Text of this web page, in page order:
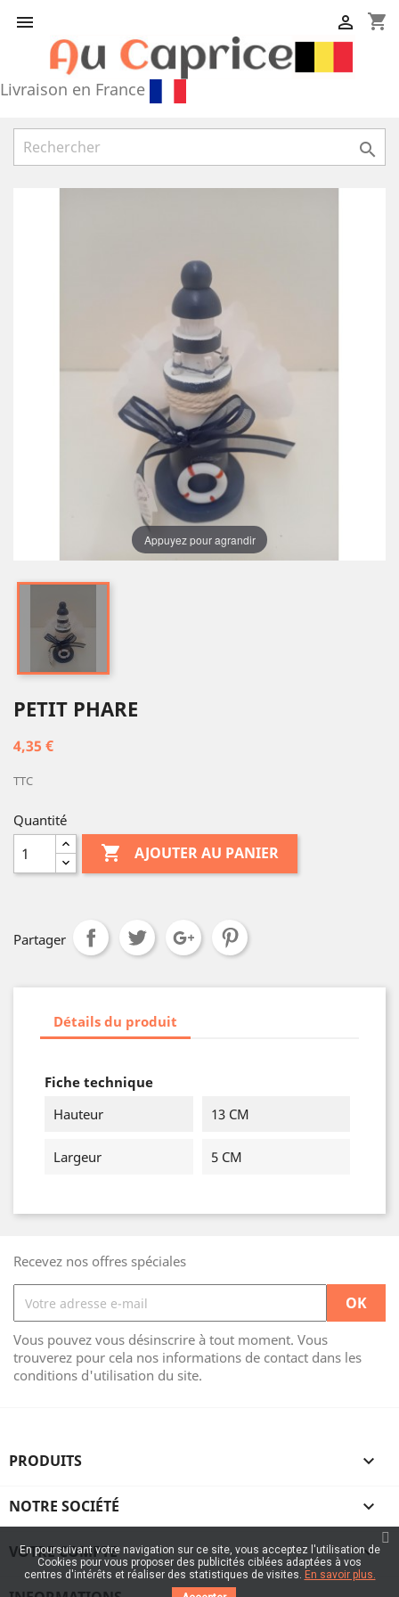
 shopping_cart

Livraison en France

Appuyez pour agrandir
PETIT PHARE
4,35 €
TTC
Quantité
 AJOUTER AU PANIER
Partager
Détails du produit
Fiche technique
Hauteur
13 CM
Largeur 5 CM
Recevez nos offres spéciales
Vous pouvez vous désinscrire à tout moment. Vous
trouverez pour cela nos informations de contact dans les
conditions d'utilisation du site.
PRODUITS 
NOTRE SOCIÉTÉ 
VOTRE COMPTE 
En poursuivant votre navigation sur ce site, vous acceptez l'utilisation de
Cookies pour vous proposer des publicités ciblées adaptées à vos
centres d'intérêts et réaliser des statistiques de visites. En savoir plus.